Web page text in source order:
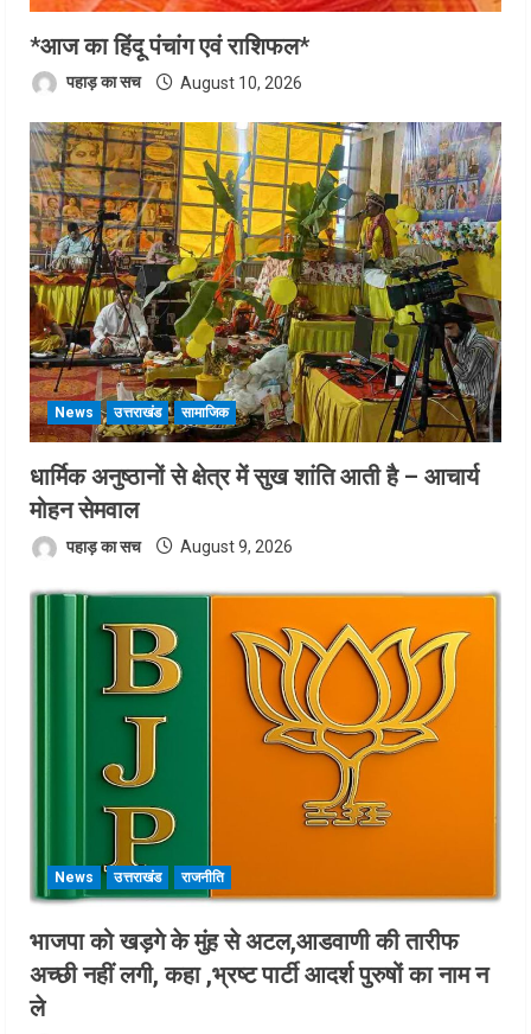
*आज का हिंदू पंचांग एवं राशिफल*
पहाड़ का सच August 10, 2026
News उत्तराखंड सामाजिक
धार्मिक अनुष्ठानों से क्षेत्र में सुख शांति आती है – आचार्य
मोहन सेमवाल
पहाड़ का सच August 9, 2026
News उत्तराखंड राजनीति
भाजपा को खड़गे के मुंह से अटल,आडवाणी की तारीफ
अच्छी नहीं लगी, कहा ,भ्रष्ट पार्टी आदर्श पुरुषों का नाम न
ले